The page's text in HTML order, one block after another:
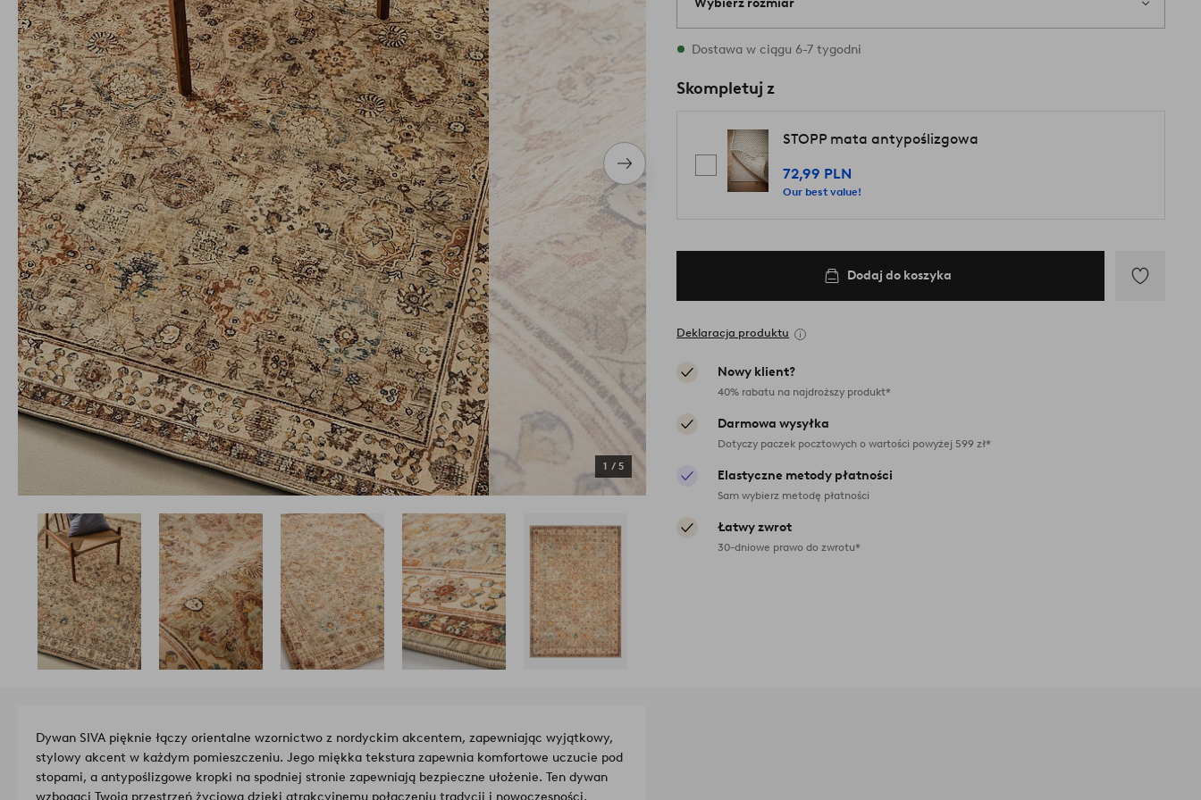
Następny
produkt
1 / 5
Wybierz rozmiar
{variants} rozmiary są dostępne w magazynie
Dostawa w ciągu 6-7 tygodni
Skompletuj z
STOPP mata antypoślizgowa
72,99 PLN
Our best value!
Dodaj do koszyka
Deklaracja produktu
Nowy klient?
40% rabatu na najdroższy produkt*
Darmowa wysyłka
Dotyczy paczek pocztowych o wartości powyżej 599 zł*
Elastyczne metody płatności
Sam wybierz metodę płatności
Łatwy zwrot
30-dniowe prawo do zwrotu*
Dywan SIVA pięknie łączy orientalne wzornictwo z nordyckim akcentem, zapewniając wyjątkowy,
stylowy akcent w każdym pomieszczeniu. Jego miękka tekstura zapewnia komfortowe uczucie pod
stopami, a antypoślizgowe kropki na spodniej stronie zapewniają bezpieczne ułożenie. Ten dywan
wzbogaci Twoją przestrzeń życiową dzięki atrakcyjnemu połączeniu tradycji i nowoczesności,